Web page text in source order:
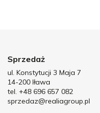
Sprzedaż
ul. Konstytucji 3 Maja 7
14-200 Iława
tel. +48 696 657 082
sprzedaz@realiagroup.pl